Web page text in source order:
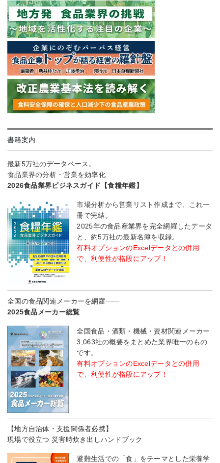
書籍案内
最新5万社のデータベース。
食品業界の分析・営業を効率化
2026食品業界ビジネスガイド【食糧年鑑】
市場分析から営業リスト作成まで、これ一
冊で完結。
2025年の食品産業界を完全網羅したデータ
と、約5万社の最新名簿を収録。
有料オプションのExcelデータとの併用
で、利便性が格段にアップ！
全国の食品関連メーカーを網羅――
2025食品メーカー総覧
全国食品・酒類・機械・資材関連メーカー
3,063社の概要をまとめた業界唯一のもの
です。
有料オプションのExcelデータとの併用
で、利便性が格段にアップ！
【地方自治体・支援関係者必携】
現場で役立つ 災害時炊き出しハンドブック
避難生活での「食」をテーマとした栄養学